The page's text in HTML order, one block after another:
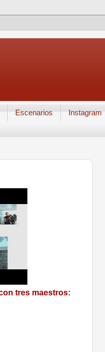
Escenarios Instagram
tres maestros: